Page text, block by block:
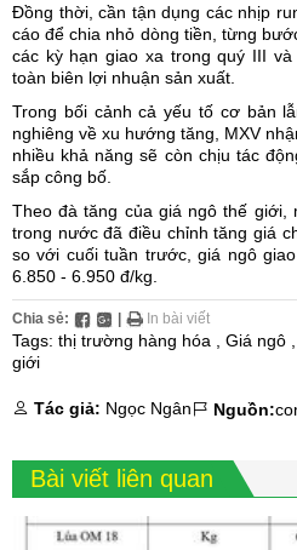
Đồng thời, cần tận dụng các nhịp
cáo để chia nhỏ dòng tiền, từng
các kỳ hạn giao xa trong quý III
toàn biên lợi nhuận sản xuất.
Trong bối cảnh cả yếu tố cơ bản
nghiêng về xu hướng tăng, MXV
nhiều khả năng sẽ còn chịu tác
sắp công bố.
Theo đà tăng của giá ngô thế giới,
trong nước đã điều chỉnh tăng giá
so với cuối tuần trước, giá ngô
6.850 - 6.950 đ/kg.
Chia sẻ: | In bài viết
Tags: thị trường hàng hóa Giá ngô
giới
Tác giả: Ngọc Ngân Nguồn:
Bài viết liên quan